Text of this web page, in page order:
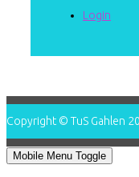
Login
Copyright © TuS Gahlen
Mobile Menu Toggle